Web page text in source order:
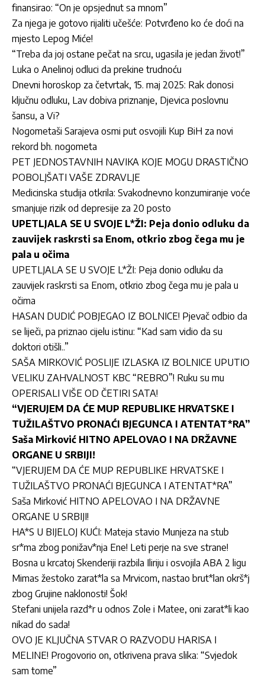
finansirao: “On je opsjednut sa mnom”
Za njega je gotovo rijaliti učešće: Potvrđeno ko će doći na
mjesto Lepog Miće!
“Treba da joj ostane pečat na srcu, ugasila je jedan život!”
Luka o Anelinoj odluci da prekine trudnoću
Dnevni horoskop za četvrtak, 15. maj 2025: Rak donosi
ključnu odluku, Lav dobiva priznanje, Djevica poslovnu
šansu, a Vi?
Nogometaši Sarajeva osmi put osvojili Kup BiH za novi
rekord bh. nogometa
PET JEDNOSTAVNIH NAVIKA KOJE MOGU DRASTIČNO
POBOLJŠATI VAŠE ZDRAVLJE
Medicinska studija otkrila: Svakodnevno konzumiranje voće
smanjuje rizik od depresije za 20 posto
UPETLJALA SE U SVOJE L*ŽI: Peja donio odluku da
zauvijek raskrsti sa Enom, otkrio zbog čega mu je
pala u očima
UPETLJALA SE U SVOJE L*ŽI: Peja donio odluku da
zauvijek raskrsti sa Enom, otkrio zbog čega mu je pala u
očima
HASAN DUDIĆ POBJEGAO IZ BOLNICE! Pjevač odbio da
se liječi, pa priznao cijelu istinu: “Kad sam vidio da su
doktori otišli..”
SAŠA MIRKOVIĆ POSLIJE IZLASKA IZ BOLNICE UPUTIO
VELIKU ZAHVALNOST KBC “REBRO”! Ruku su mu
OPERISALI VIŠE OD ČETIRI SATA!
“VJERUJEM DA ĆE MUP REPUBLIKE HRVATSKE I
TUŽILAŠTVO PRONAĆI BJEGUNCA I ATENTAT*RA”
Saša Mirković HITNO APELOVAO I NA DRŽAVNE
ORGANE U SRBIJI!
“VJERUJEM DA ĆE MUP REPUBLIKE HRVATSKE I
TUŽILAŠTVO PRONAĆI BJEGUNCA I ATENTAT*RA”
Saša Mirković HITNO APELOVAO I NA DRŽAVNE
ORGANE U SRBIJI!
HA*S U BIJELOJ KUĆI: Mateja stavio Munjeza na stub
sr*ma zbog ponižav*nja Ene! Leti perje na sve strane!
Bosna u krcatoj Skenderiji razbila Iliriju i osvojila ABA 2 ligu
Mimas žestoko zarat*la sa Mrvicom, nastao brut*lan okrš*j
zbog Grujine naklonosti! Šok!
Stefani unijela razd*r u odnos Zole i Matee, oni zarat*li kao
nikad do sada!
OVO JE KLJUČNA STVAR O RAZVODU HARISA I
MELINE! Progovorio on, otkrivena prava slika: “Svjedok
sam tome”